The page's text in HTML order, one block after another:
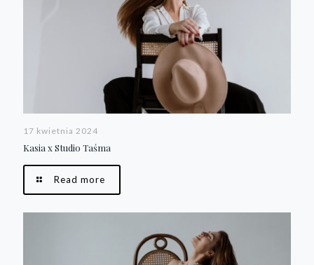
17 kwietnia 2024
Kasia x Studio Taśma
Read more